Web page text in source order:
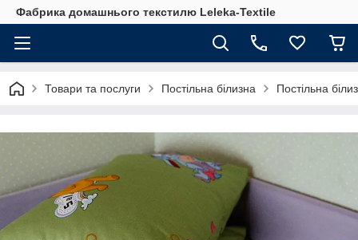
Фабрика домашнього текстилю Leleka-Textile
Товари та послуги Постільна білизна Постільна